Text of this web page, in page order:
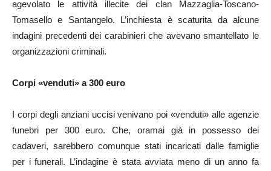
agevolato le attività illecite dei clan Mazzaglia-Toscano-
Tomasello e Santangelo. L’inchiesta è scaturita da alcune
indagini precedenti dei carabinieri che avevano smantellato le
organizzazioni criminali.
Corpi «venduti» a 300 euro
I corpi degli anziani uccisi venivano poi «venduti» alle agenzie
funebri per 300 euro. Che, oramai già in possesso dei
cadaveri, sarebbero comunque stati incaricati dalle famiglie
per i funerali. L’indagine è stata avviata meno di un anno fa